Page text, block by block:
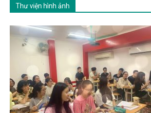
Thư viện hình ảnh